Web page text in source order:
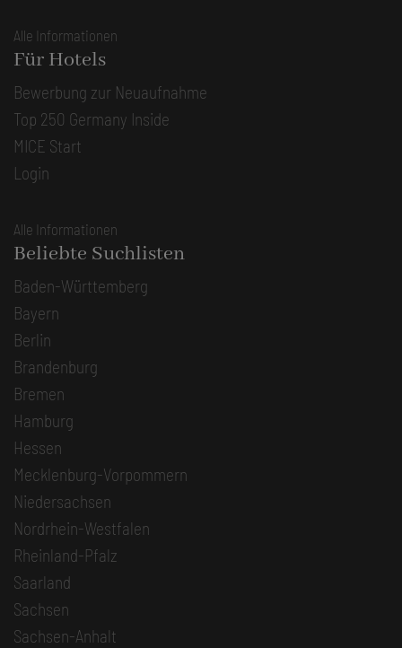
Alle Informationen
Für Hotels
Bewerbung zur Neuaufnahme
Top 250 Germany Inside
MICE Start
Login
Alle Informationen
Beliebte Suchlisten
Baden-Württemberg
Bayern
Berlin
Brandenburg
Bremen
Hamburg
Hessen
Mecklenburg-Vorpommern
Niedersachsen
Nordrhein-Westfalen
Rheinland-Pfalz
Saarland
Sachsen
Sachsen-Anhalt